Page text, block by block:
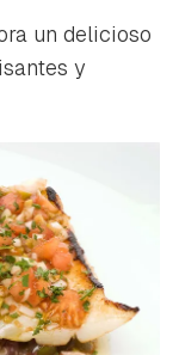
un delicioso
y